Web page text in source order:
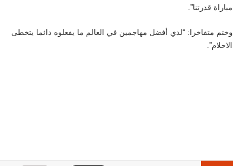
مباراة قدرتنا”.
وختم متفاخرا: “لدي أفضل مهاجمين في العالم ما يفعلوه دائما يتخطى
الاحلام”.